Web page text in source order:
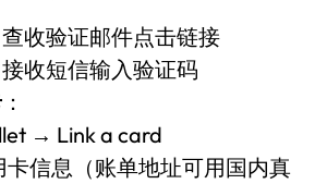
收验证邮件点击链接
收短信输入验证码
：
→ Link a card
卡信息（账单地址可用国内真